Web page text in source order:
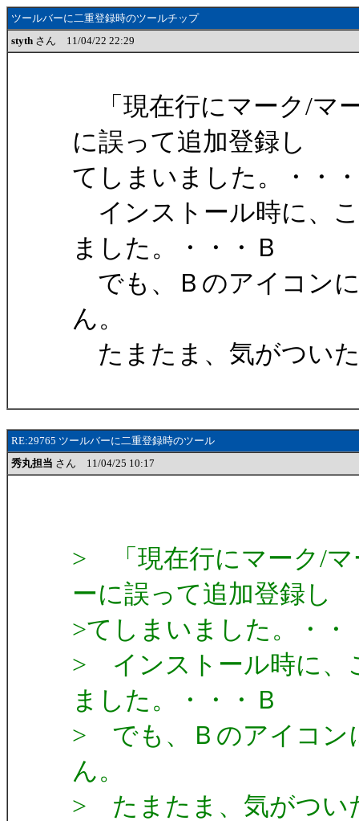
ツールバーに二重登録時のツールチップ
styth さん 11/04/22 22:29
「現在行にマーク/マ
に誤って追加登録し
てしまいました。・・
インストール時に、
ました。・・・Ｂ
でも、Ｂのアイコン
ん。
たまたま、気がつい
RE:29765 ツールバーに二重登録時のツール
秀丸担当 さん 11/04/25 10:17
> 「現在行にマーク/マ
ーに誤って追加登録し
>てしまいました。・・
> インストール時に、
ました。・・・Ｂ
> でも、Ｂのアイコン
ん。
> たまたま、気がつい